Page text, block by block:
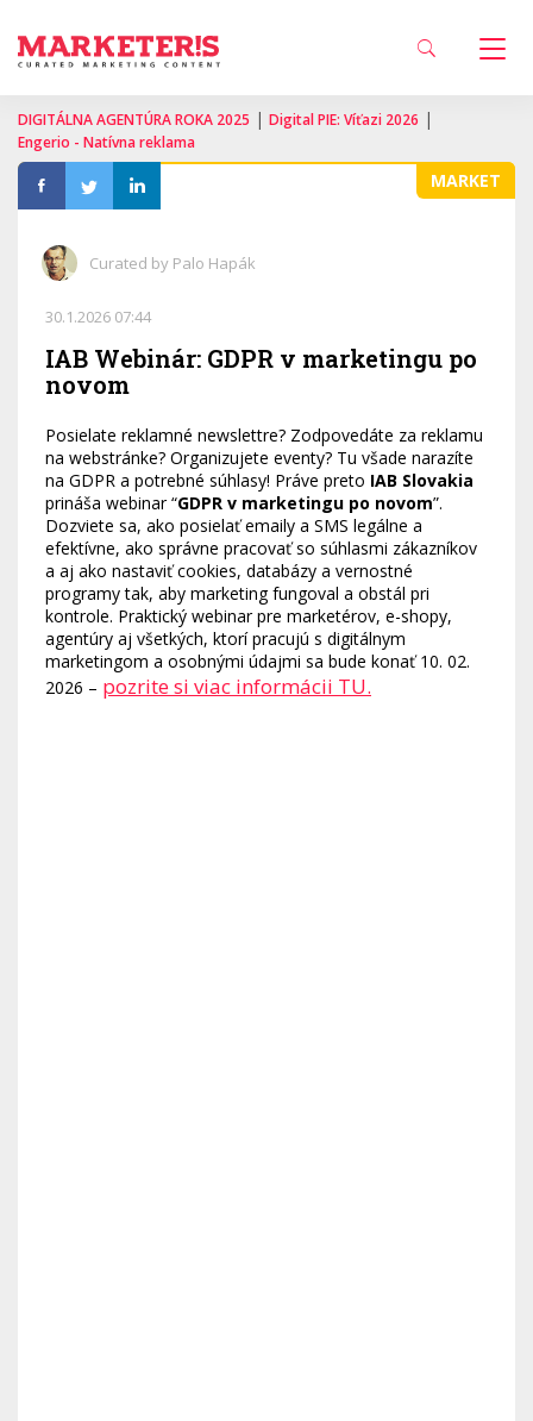
DIGITÁLNA AGENTÚRA ROKA 2025 | Digital PIE: Víťazi 2026 |
Engerio - Natívna reklama
MARKET
Curated by Palo Hapák
30.1.2026 07:44
IAB Webinár: GDPR v marketingu po
novom
Posielate reklamné newslettre? Zodpovedáte za reklamu
na webstránke? Organizujete eventy? Tu všade narazíte
na GDPR a potrebné súhlasy! Práve preto IAB Slovakia
prináša webinar “GDPR v marketingu po novom”.
Dozviete sa, ako posielať emaily a SMS legálne a
efektívne, ako správne pracovať so súhlasmi zákazníkov
a aj ako nastaviť cookies, databázy a vernostné
programy tak, aby marketing fungoval a obstál pri
kontrole. Praktický webinar pre marketérov, e-shopy,
agentúry aj všetkých, ktorí pracujú s digitálnym
marketingom a osobnými údajmi sa bude konať 10. 02.
2026 – pozrite si viac informácii TU.